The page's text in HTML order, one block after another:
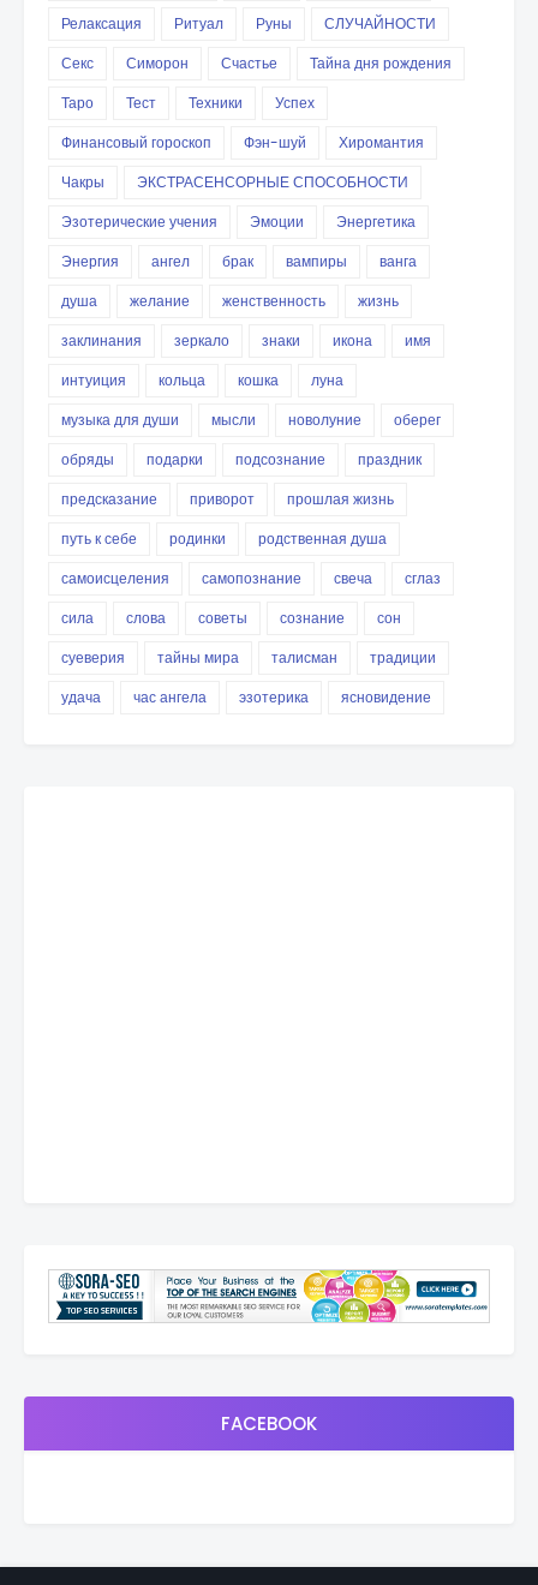
Релаксация
Ритуал Руны
СЛУЧАЙНОСТИ
Секс
Симорон Счастье
Тайна дня рождения
Таро
Тест Техники
Успех
Финансовый гороскоп
Фэн-шуй
Хиромантия
Чакры
ЭКСТРАСЕНСОРНЫЕ СПОСОБНОСТИ
Эзотерические учения
Эмоции
Энергетика
Энергия
ангел брак вампиры
ванга
душа
желание женственность
жизнь
заклинания
зеркало знаки икона
имя
интуиция
кольца кошка
луна
музыка для души
мысли новолуние
оберег
обряды
подарки подсознание
праздник
предсказание
приворот
прошлая жизнь
путь к себе
родинки
родственная душа
самоисцеления
самопознание свеча
сглаз
сила
слова советы сознание
сон
суеверия
тайны мира талисман
традиции
удача
час ангела эзотерика ясновидение
FACEBOOK